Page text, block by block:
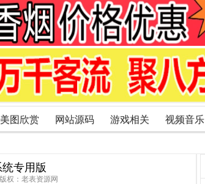
美图欣赏 网站源码 游戏相关 视频音乐
专用版
权：老表资源网